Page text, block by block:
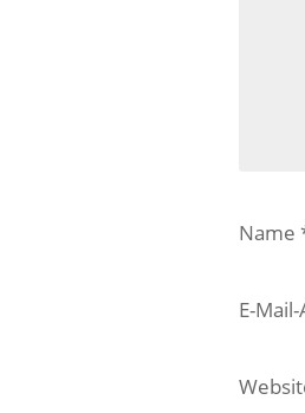
Name
E-